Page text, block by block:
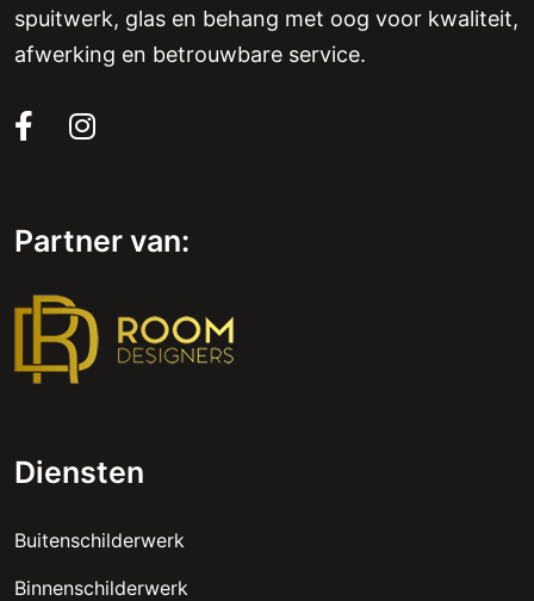
spuitwerk, glas en behang met oog voor kwaliteit,
afwerking en betrouwbare service.
Partner van:
Diensten
Buitenschilderwerk
Binnenschilderwerk